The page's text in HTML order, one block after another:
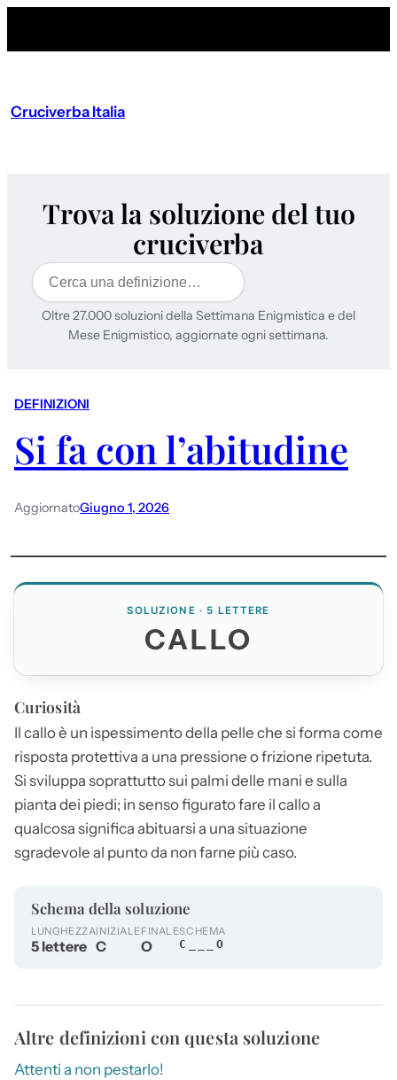
Cruciverba Italia
Trova la soluzione del tuo
cruciverba
Cerca
Oltre 27.000 soluzioni della Settimana Enigmistica e del
Mese Enigmistico, aggiornate ogni settimana.
DEFINIZIONI
Si fa con l’abitudine
AggiornatoGiugno 1, 2026
SOLUZIONE · 5 LETTERE
CALLO
Curiosità
Il calloè un ispessimento della pelle che si forma come
risposta protettiva a una pressione o frizione ripetuta.
Si sviluppa soprattutto sui palmi delle mani e sulla
pianta dei piedi; in senso figurato fare il calloa
qualcosa significa abituarsi a una situazione
sgradevole al punto da non farne più caso.
Schema della soluzione
LUNGHEZZA
5 lettere
INIZIALE
C
FINALE
O
SCHEMA
C___O
Altre definizioni con questa soluzione
Attenti a non pestarlo!